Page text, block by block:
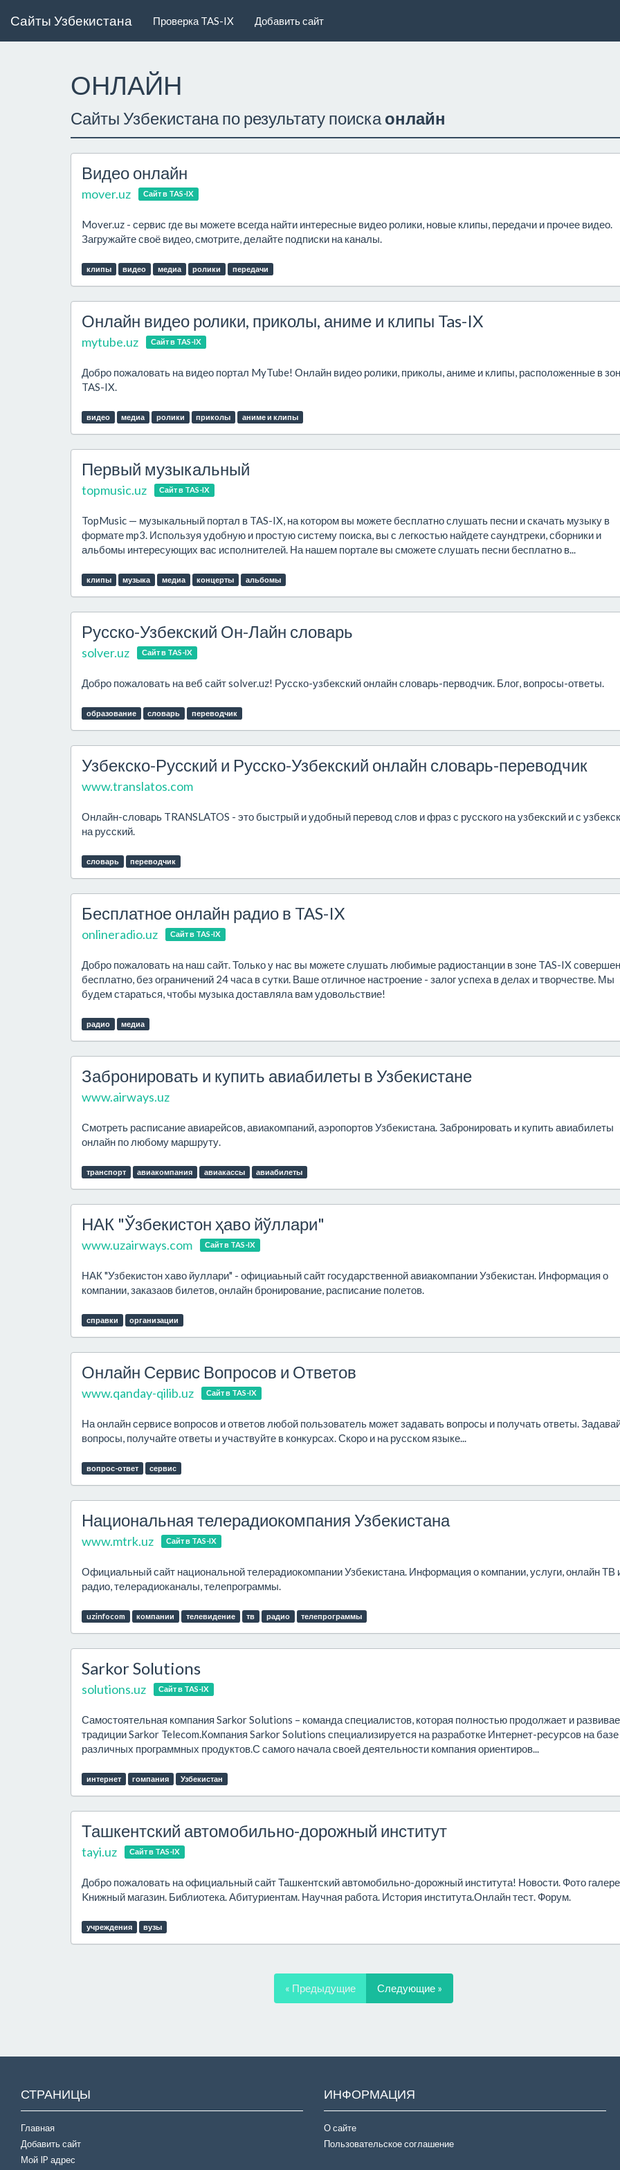
Сайты Узбекистана Проверка TAS-IX Добавить сайт
ОНЛАЙН
Сайты Узбекистана по результату поиска онлайн
Видео онлайн
mover.uz Сайт в TAS-IX
Mover.uz - сервис где вы можете всегда найти интересные видео ролики, новые клипы, передачи и прочее видео.
Загружайте своё видео, смотрите, делайте подписки на каналы.
клипы видео медиа ролики передачи
Онлайн видео ролики, приколы, аниме и клипы Tas-IX
mytube.uz Сайт в TAS-IX
Добро пожаловать на видео портал MyTube! Онлайн видео ролики, приколы, аниме и клипы, расположенные в
TAS-IX.
видео медиа ролики приколы аниме и клипы
Первый музыкальный
topmusic.uz Сайт в TAS-IX
TopMusic — музыкальный портал в TAS-IX, на котором вы можете бесплатно слушать песни и скачать музыку в
формате mp3. Используя удобную и простую систему поиска, вы с легкостью найдете саундтреки, сборники и
альбомы интересующих вас исполнителей. На нашем портале вы сможете слушать песни бесплатно в...
клипы музыка медиа концерты альбомы
Русско-Узбекский Он-Лайн словарь
solver.uz Сайт в TAS-IX
Добро пожаловать на веб сайт solver.uz! Русско-узбекский онлайн словарь-перводчик. Блог, вопросы-ответы.
образование словарь переводчик
Узбекско-Русский и Русско-Узбекский онлайн словарь-переводчик
www.translatos.com
Онлайн-словарь TRANSLATOS - это быстрый и удобный перевод слов и фраз с русского на узбекский и с
на русский.
словарь переводчик
Бесплатное онлайн радио в TAS-IX
onlineradio.uz Сайт в TAS-IX
Добро пожаловать на наш сайт. Только у нас вы можете слушать любимые радиостанции в зоне TAS-IX
бесплатно, без ограничений 24 часа в сутки. Ваше отличное настроение - залог успеха в делах и творчестве. Мы
будем стараться, чтобы музыка доставляла вам удовольствие!
радио медиа
Забронировать и купить авиабилеты в Узбекистане
www.airways.uz
Смотреть расписание авиарейсов, авиакомпаний, аэропортов Узбекистана. Забронировать и купить авиабилеты
онлайн по любому маршруту.
транспорт авиакомпания авиакассы авиабилеты
НАК "Ўзбекистон ҳаво йўллари"
www.uzairways.com Сайт в TAS-IX
НАК "Узбекистон хаво йуллари" - официаьный сайт государственной авиакомпании Узбекистан. Информация о
компании, заказаов билетов, онлайн бронирование, расписание полетов.
справки организации
Онлайн Сервис Вопросов и Ответов
www.qanday-qilib.uz Сайт в TAS-IX
На онлайн сервисе вопросов и ответов любой пользователь может задавать вопросы и получать ответы.
вопросы, получайте ответы и участвуйте в конкурсах. Скоро и на русском языке...
вопрос-ответ сервис
Национальная телерадиокомпания Узбекистана
www.mtrk.uz Сайт в TAS-IX
Официальный сайт национальной телерадиокомпании Узбекистана. Информация о компании, услуги, онлайн ТВ
радио, телерадиоканалы, телепрограммы.
uzinfocom компании телевидение тв радио телепрограммы
Sarkor Solutions
solutions.uz Сайт в TAS-IX
Самостоятельная компания Sarkor Solutions – команда специалистов, которая полностью продолжает и
традиции Sarkor Telecom.Компания Sarkor Solutions специализируется на разработке Интернет-ресурсов на базе
различных программных продуктов.С самого начала своей деятельности компания ориентиров...
интернет rомпания Узбекистан
Ташкентский автомобильно-дорожный институт
tayi.uz Сайт в TAS-IX
Добро пожаловать на официальный сайт Ташкентский автомобильно-дорожный института! Новости. Фото
Kнижный магазин. Библиотека. Абитуриентам. Научная работа. История института.Онлайн тест. Форум.
учреждения вузы
« Предыдущие Следующие »
СТРАНИЦЫ
Главная
Добавить сайт
Мой IP адрес
ИНФОРМАЦИЯ
О сайте
Пользовательское соглашение